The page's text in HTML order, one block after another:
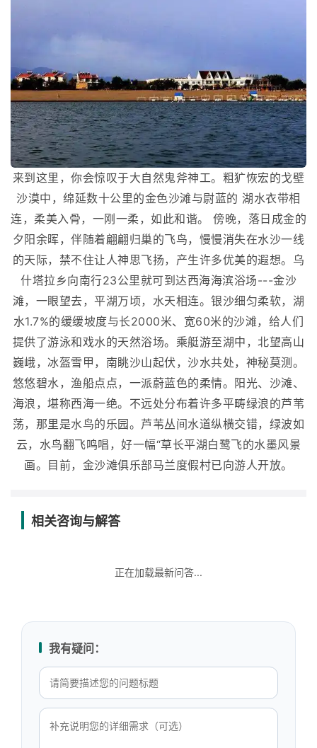
来到这里，你会惊叹于大自然鬼斧神工。粗犷恢宏的戈壁
沙漠中，绵延数十公里的金色沙滩与尉蓝的 湖水衣带相
连，柔美入骨，一刚一柔，如此和谐。 傍晚，落日成金的
夕阳余晖，伴随着翩翩归巢的飞鸟，慢慢消失在水沙一线
的天际，禁不住让人神思飞扬，产生许多优美的遐想。乌
什塔拉乡向南行23公里就可到达西海海滨浴场---金沙
滩，一眼望去，平湖万顷，水天相连。银沙细匀柔软，湖
水1.7%的缓缓坡度与长2000米、宽60米的沙滩，给人们
提供了游泳和戏水的天然浴场。乘艇游至湖中，北望高山
巍峨，冰盔雪甲，南眺沙山起伏，沙水共处，神秘莫测。
悠悠碧水，渔船点点，一派蔚蓝色的柔情。阳光、沙滩、
海浪，堪称西海一绝。不远处分布着许多平畴绿浪的芦苇
荡，那里是水鸟的乐园。芦苇丛间水道纵横交错，绿波如
云，水鸟翻飞鸣唱，好一幅“草长平湖白鹭飞的水墨风景
画。目前，金沙滩俱乐部马兰度假村已向游人开放。
相关咨询与解答
正在加载最新问答...
我有疑问：